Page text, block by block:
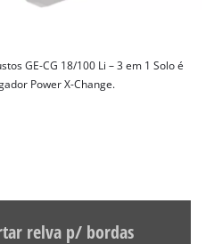
is not permitted to load due
that are not disclosed to the
their CMP to add this content
of technologies used.
GE-CG 18/100 Li – 3 em 1 Solo é
Power X-Change.
relva p/ bordas